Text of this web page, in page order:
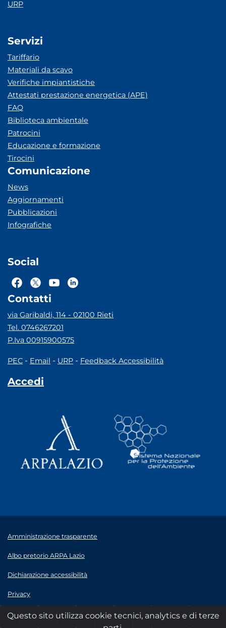
URP
Servizi
Tariffario
Materiali da scavo
Verifiche impiantistiche
Attestati prestazione energetica (APE)
FAQ
Biblioteca ambientale
Patrocini
Educazione e formazione
Tirocini
Comunicazione
News
Aggiornamenti
Pubblicazioni
Infografiche
Social
Contatti
via Garibaldi, 114 - 02100 Rieti
Tel. 0746267201
P.Iva 00915900575
PEC - Email - URP - Feedback Accessibilità
Accedi
Amministrazione trasparente
Albo pretorio ARPA Lazio
Dichiarazione accessibilità
Privacy
Note legali
Questo sito utilizza cookie tecnici, analytics e di terze